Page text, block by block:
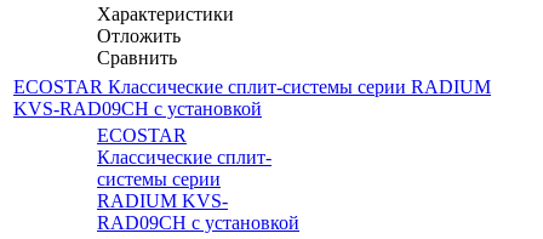
Характеристики
Отложить
Сравнить
ECOSTAR Классические сплит-системы серии RADIUM
KVS-RAD09CH с установкой
ECOSTAR
Классические сплит-
системы серии
RADIUM KVS-
RAD09CH с установкой